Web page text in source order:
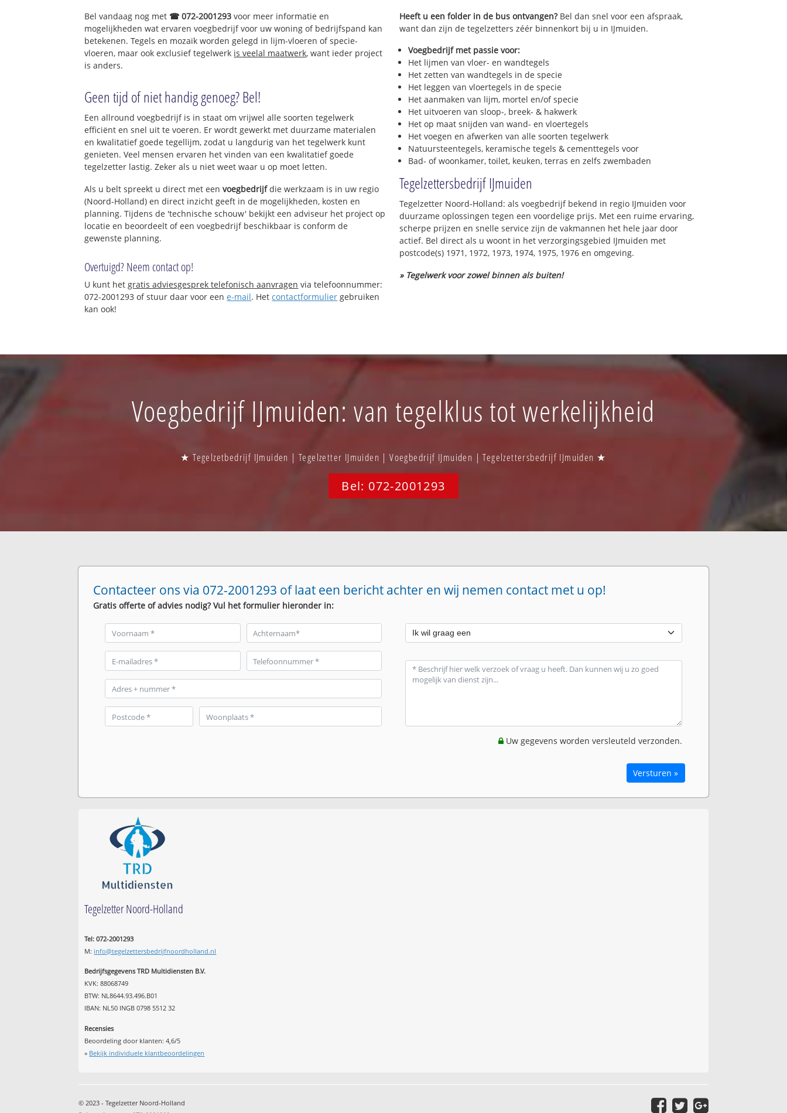
Bel vandaag nog met ☎ 072-2001293 voor meer informatie en
mogelijkheden wat ervaren voegbedrijf voor uw woning of bedrijfspand kan
betekenen. Tegels en mozaïk worden gelegd in lijm-vloeren of specie-
vloeren, maar ook exclusief tegelwerk is veelal maatwerk, want ieder project
is anders.
Geen tijd of niet handig genoeg? Bel!
Een allround voegbedrijf is in staat om vrijwel alle soorten tegelwerk
efficiënt en snel uit te voeren. Er wordt gewerkt met duurzame materialen
en kwalitatief goede tegellijm, zodat u langdurig van het tegelwerk kunt
genieten. Veel mensen ervaren het vinden van een kwalitatief goede
tegelzetter lastig. Zeker als u niet weet waar u op moet letten.
Als u belt spreekt u direct met eenvoegbedrijfdie werkzaam is in uw regio
(Noord-Holland) en direct inzicht geeft in de mogelijkheden, kosten en
planning. Tijdens de 'technische schouw' bekijkt een adviseur het project op
locatie en beoordeelt of een voegbedrijf beschikbaar is conform de
gewenste planning.
Overtuigd? Neem contact op!
U kunt hetgratis adviesgesprek telefonisch aanvragen via telefoonnummer:
072-2001293 of stuur daar voor eene-mail. Hetcontactformulier gebruiken
kan ook!
Heeft u een folder in de bus ontvangen?Bel dan snel voor een afspraak,
want dan zijn de tegelzetters zéér binnenkort bij u in IJmuiden.
Voegbedrijf met passie voor:
Het lijmen van vloer- en wandtegels
Het zetten van wandtegels in de specie
Het leggen van vloertegels in de specie
Het aanmaken van lijm, mortel en/of specie
Het uitvoeren van sloop-, breek- & hakwerk
Het op maat snijden van wand- en vloertegels
Het voegen en afwerken van alle soorten tegelwerk
Natuursteentegels, keramische tegels & cementtegels voor
Bad- of woonkamer, toilet, keuken, terras en zelfs zwembaden
Tegelzettersbedrijf IJmuiden
Tegelzetter Noord-Holland: als voegbedrijf bekend in regio IJmuiden voor
duurzame oplossingen tegen een voordelige prijs. Met een ruime ervaring,
scherpe prijzen en snelle service zijn de vakmannen het hele jaar door
actief. Bel direct als u woont in het verzorgingsgebied IJmuiden met
postcode(s) 1971, 1972, 1973, 1974, 1975, 1976 en omgeving.
» Tegelwerk voor zowel binnen als buiten!
Voegbedrijf IJmuiden: van tegelklus tot werkelijkheid
★ Tegelzetbedrijf IJmuiden | Tegelzetter IJmuiden | Voegbedrijf IJmuiden | Tegelzettersbedrijf IJmuiden ★
Bel: 072-2001293
Contacteer ons via 072-2001293 of laat een bericht achter en wij nemen contact met u op!
Gratis offerte of advies nodig? Vul het formulier hieronder in:
Uw gegevens worden versleuteld verzonden.
Versturen »
Tegelzetter Noord-Holland
Tel: 072-2001293
M: info@tegelzettersbedrijfnoordholland.nl
Bedrijfsgegevens TRD Multidiensten B.V.
KVK: 88068749
BTW: NL8644.93.496.B01
IBAN: NL50 INGB 0798 5512 32
Recensies
Beoordeling door klanten:4,6/5
» Bekijk individuele klantbeoordelingen
© 2023 - Tegelzetter Noord-Holland